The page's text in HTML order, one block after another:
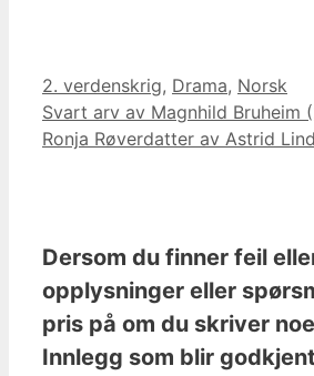
Kategorier
2. verdenskrig, Drama, Norsk
Svart arv av Magnhild Bruheim
Ronja Røverdatter av Astrid
Dersom du finner feil
opplysninger eller
pris på om du skriver
Innlegg som blir